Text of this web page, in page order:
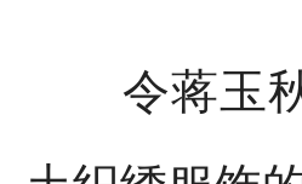
令蒋玉秋